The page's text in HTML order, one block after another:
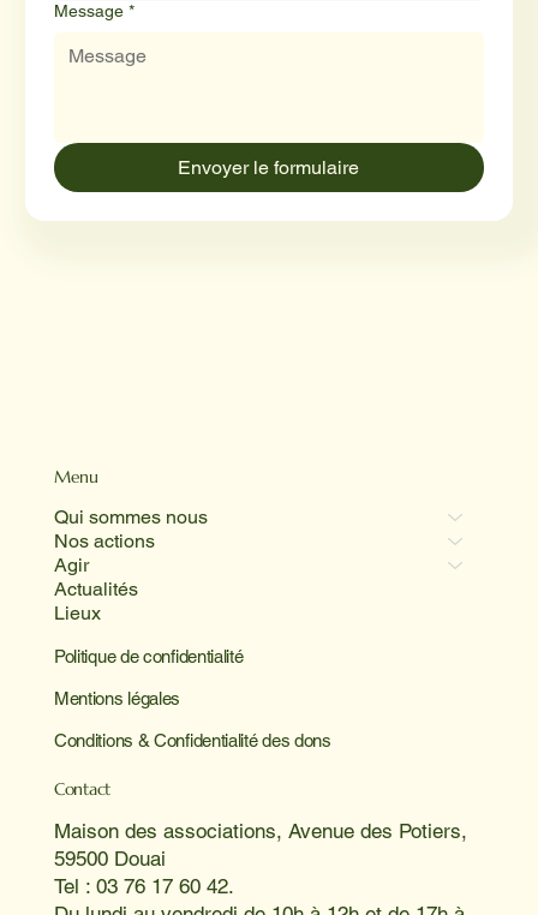
Menu
Qui sommes nous
Nos actions
Agir
Actualités
Lieux
Politique de confidentialité
Mentions légales
Conditions & Confidentialité des dons
Contact
Maison des associations, Avenue des Potiers,
59500 Douai
Tel : 03 76 17 60 42.
Message *
Envoyer le formulaire